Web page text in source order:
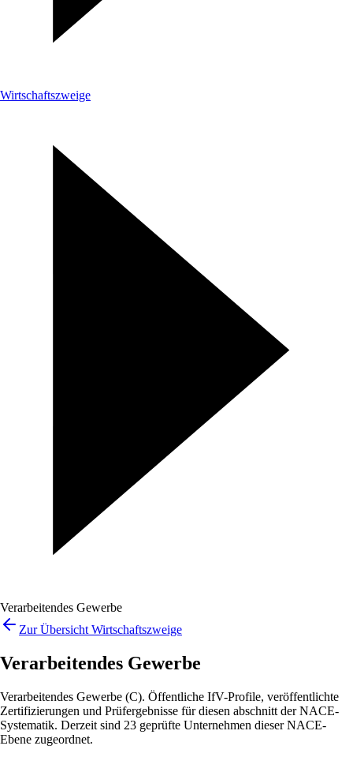
Wirtschaftszweige
Verarbeitendes Gewerbe
Zur Übersicht Wirtschaftszweige
Verarbeitendes Gewerbe
Verarbeitendes Gewerbe (C). Öffentliche IfV-Profile, veröffentlichte
Zertifizierungen und Prüfergebnisse für diesen abschnitt der NACE-
Systematik. Derzeit sind 23 geprüfte Unternehmen dieser NACE-
Ebene zugeordnet.